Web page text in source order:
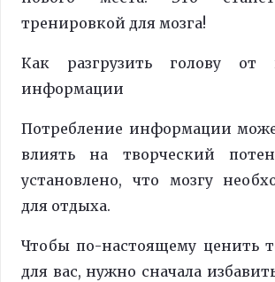
тренировкой для мозга!
Как разгрузить голову от
информации
Потребление информации
влиять на творческий
установлено, что мозгу
для отдыха.
Чтобы по-настоящему ценить
для вас, нужно сначала